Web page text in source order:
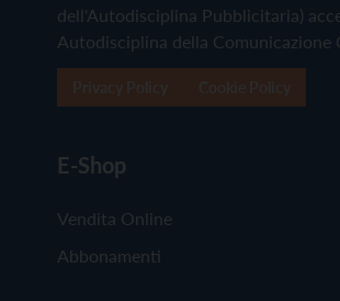
dell'Autodisciplina Pubblicitaria)
Autodisciplina della Comunicazione
E-Shop
Vendita Online
Abbonamenti